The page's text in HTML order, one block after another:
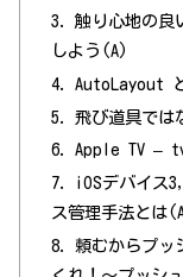
触り心地の
しよう(A)
AutoLayout
飛び道具で
Apple TV –
iOSデバイス
ス管理手法とは
頼むからプッ